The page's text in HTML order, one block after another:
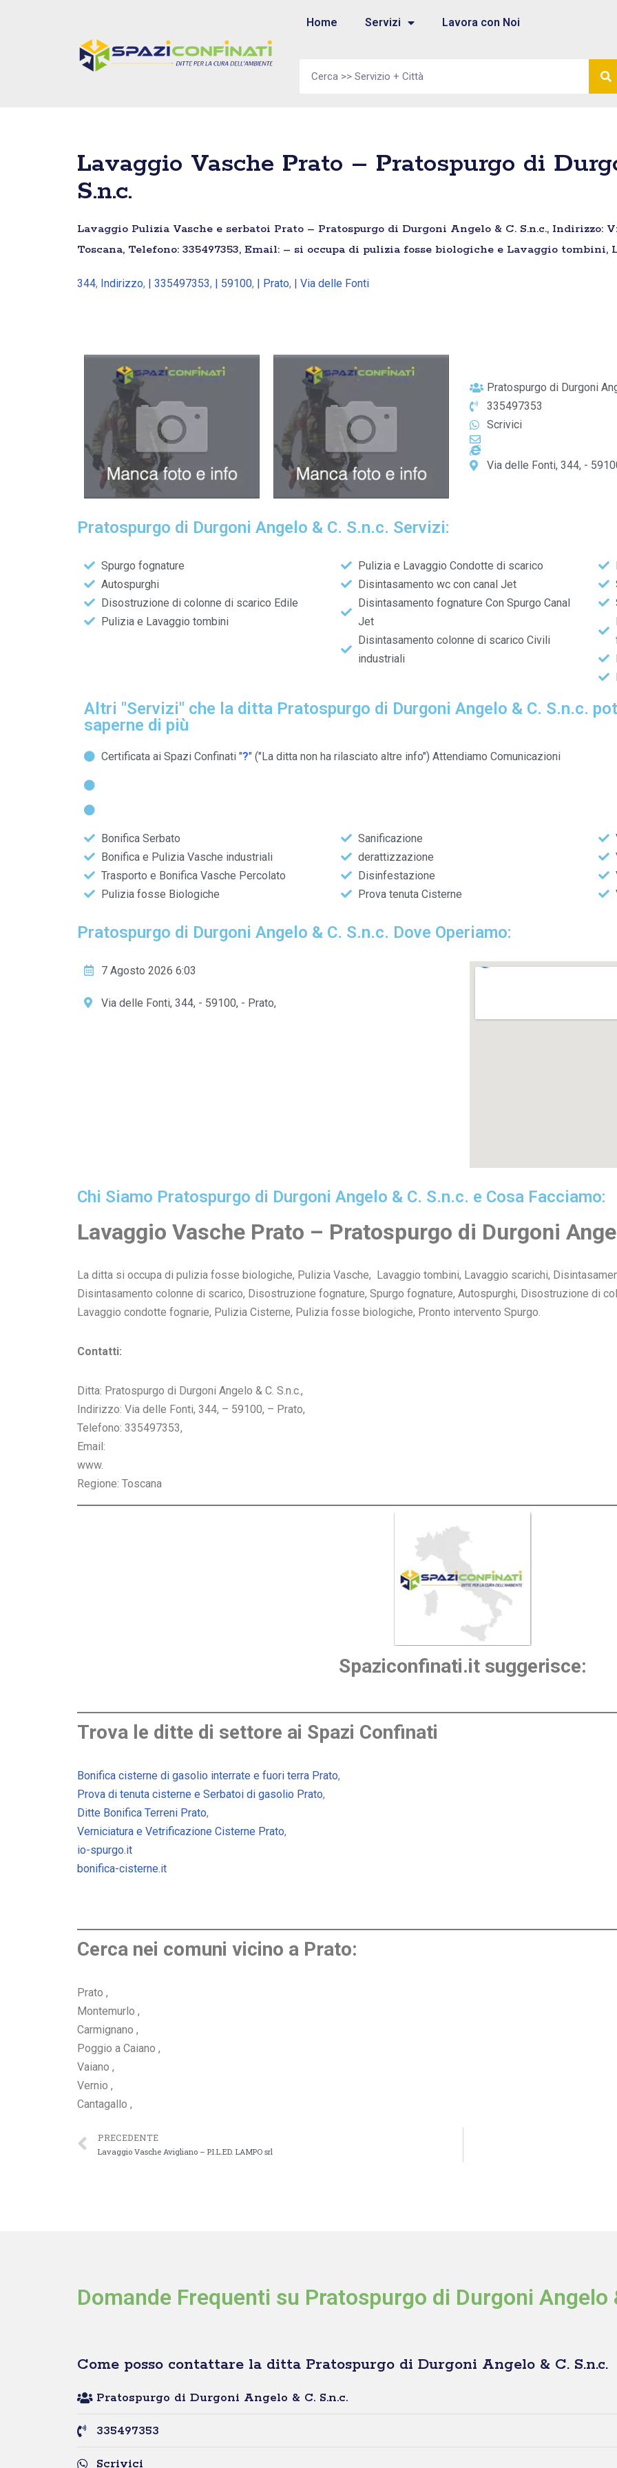
Home Servizi Lavora con Noi
Lavaggio Vasche Prato – Pratospurgo di
S.n.c.
Lavaggio Pulizia Vasche e serbatoi Prato – Pratospurgo di Durgoni Angelo & C. S.n.c., Indirizzo:
Toscana, Telefono: 335497353, Email: – si occupa di pulizia fosse biologiche e Lavaggio tombini,
344, Indirizzo, | 335497353, | 59100, | Prato, | Via delle Fonti
Pratospurgo di Durgoni
335497353
Scrivici
Via delle Fonti, 344, -
Pratospurgo di Durgoni Angelo & C. S.n.c. Servizi:
Spurgo fognature
Autospurghi
Disostruzione di colonne di scarico Edile
Pulizia e Lavaggio tombini
Pulizia e Lavaggio Condotte di scarico
Disintasamento wc con canal Jet
Disintasamento fognature Con Spurgo Canal
Jet
Disintasamento colonne di scarico Civili
industriali
Altri "Servizi" che la ditta Pratospurgo di Durgoni Angelo & C. S.n.c.
saperne di più
Certificata ai Spazi Confinati "?" ("La ditta non ha rilasciato altre info") Attendiamo Comunicazioni
Bonifica Serbato
Bonifica e Pulizia Vasche industriali
Trasporto e Bonifica Vasche Percolato
Pulizia fosse Biologiche
Sanificazione
derattizzazione
Disinfestazione
Prova tenuta Cisterne
Pratospurgo di Durgoni Angelo & C. S.n.c. Dove Operiamo:
7 Agosto 2026 6:03
Via delle Fonti, 344, - 59100, - Prato,
Chi Siamo Pratospurgo di Durgoni Angelo & C. S.n.c. e Cosa Facciamo:
Lavaggio Vasche Prato – Pratospurgo di Durgoni
La ditta si occupa di pulizia fosse biologiche, Pulizia Vasche, Lavaggio tombini, Lavaggio scarichi,
Disintasamento colonne di scarico, Disostruzione fognature, Spurgo fognature, Autospurghi, Disostruzione di
Lavaggio condotte fognarie, Pulizia Cisterne, Pulizia fosse biologiche, Pronto intervento Spurgo.
Contatti:
Ditta: Pratospurgo di Durgoni Angelo & C. S.n.c.,
Indirizzo: Via delle Fonti, 344, – 59100, – Prato,
Telefono: 335497353,
Email:
www.
Regione: Toscana
Spaziconfinati.it suggerisce:
Trova le ditte di settore ai Spazi Confinati
Bonifica cisterne di gasolio interrate e fuori terra Prato,
Prova di tenuta cisterne e Serbatoi di gasolio Prato,
Ditte Bonifica Terreni Prato,
Verniciatura e Vetrificazione Cisterne Prato,
io-spurgo.it
bonifica-cisterne.it
Cerca nei comuni vicino a Prato:
Prato ,
Montemurlo ,
Carmignano ,
Poggio a Caiano ,
Vaiano ,
Vernio ,
Cantagallo ,
PRECEDENTE
Lavaggio Vasche Avigliano – P.I.L.ED. LAMPO srl
Domande Frequenti su Pratospurgo di Durgoni Angelo
Come posso contattare la ditta Pratospurgo di Durgoni Angelo & C. S.n.c.
Pratospurgo di Durgoni Angelo & C. S.n.c.
335497353
Scrivici